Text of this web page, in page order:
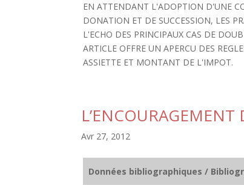
EN ATTENDANT L'ADOPTION D'UNE
DONATION ET DE SUCCESSION, LES
L'ECHO DES PRINCIPAUX CAS DE
ARTICLE OFFRE UN APERCU DES
ASSIETTE ET MONTANT DE L'IMPOT.
Avr 27, 2012
Données bibliographiques /